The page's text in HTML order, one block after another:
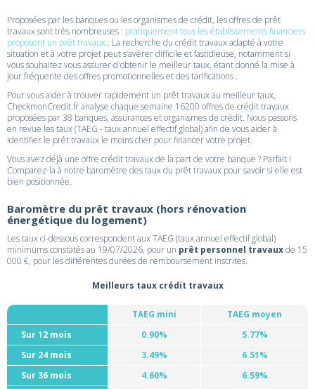
Proposées par les banques ou les organismes de crédit, les offres de prêt
travaux sont très nombreuses : pratiquement tous les établissements financiers
proposent un prêt travaux.. La recherche du crédit travaux adapté à votre
situation et à votre projet peut s’avérer difficile et fastidieuse, notamment si
vous souhaitez vous assurer d'obtenir le meilleur taux, étant donné la mise à
jour fréquente des offres promotionnelles et des tarifications .
Pour vous aider à trouver rapidement un prêt travaux au meilleur taux,
CheckmonCredit.fr analyse chaque semaine 16200 offres de crédit travaux
proposées par 38 banques, assurances et organismes de crédit. Nous passons
en revue les taux (TAEG - taux annuel effectif global) afin de vous aider à
identifier le prêt travaux le moins cher pour financer votre projet.
Vous avez déjà une offre crédit travaux de la part de votre banque ? Parfait !
Comparez-la à notre baromètre des taux du prêt travaux pour savoir si elle est
bien positionnée.
Baromètre du prêt travaux (hors rénovation
énergétique du logement)
Les taux ci-dessous correspondent aux TAEG (taux annuel effectif global)
minimums constatés au 19/07/2026, pour un prêt personnel travauxde 15
000 €, pour les différentes durées de remboursement inscrites.
Meilleurs taux crédit travaux
TAEG mini
TAEG moyen
Sur 12 mois
0.90%
5.77%
Sur 24 mois
3.49%
6.51%
Sur 36 mois
4.60% 6.59%